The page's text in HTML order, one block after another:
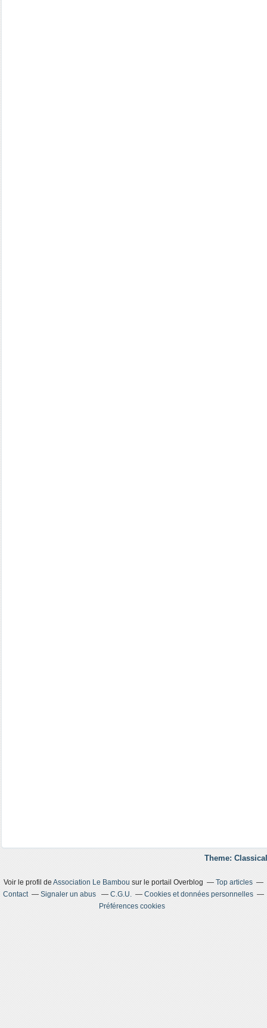
Theme:
Voir le profil de Association Le Bambou sur le portail Overblog
Top articles
Contact
Signaler un abus C.G.U.
Cookies et données personnelles
Préférences cookies